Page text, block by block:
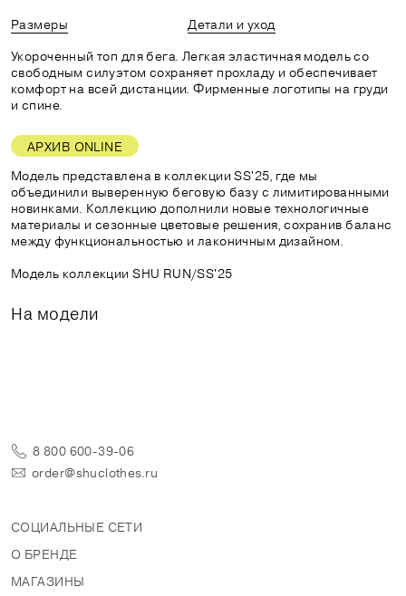
Размеры
Детали и уход
Укороченный топ для бега. Легкая эластичная модель со
свободным силуэтом сохраняет прохладу и обеспечивает
комфорт на всей дистанции. Фирменные логотипы на груди
и спине.
АРХИВ ONLINE
Модель представлена в коллекции SS'25, где мы
объединили выверенную беговую базу с лимитированными
новинками. Коллекцию дополнили новые технологичные
материалы и сезонные цветовые решения, сохранив баланс
между функциональностью и лаконичным дизайном.
Модель коллекции SHU RUN/SS'25
На модели
8 800 600-39-06
order@shuclothes.ru
СОЦИАЛЬНЫЕ СЕТИ
О БРЕНДЕ
МАГАЗИНЫ